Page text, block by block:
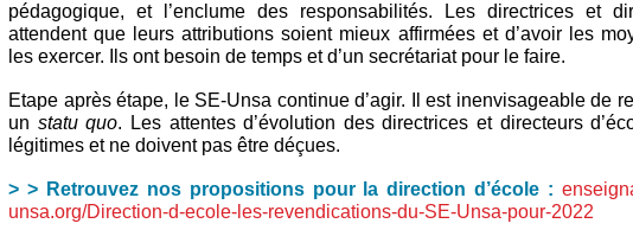
pédagogique, et l’enclume des responsabilités. Les directrices et
attendent que leurs attributions soient mieux affirmées et d’avoir les
les exercer. Ils ont besoin de temps et d’un secrétariat pour le faire.
Etape après étape, le SE-Unsa continue d’agir. Il est inenvisageable de
un statu quo. Les attentes d’évolution des directrices et directeurs
légitimes et ne doivent pas être déçues.
> > Retrouvez nos propositions pour la direction d’école :
unsa.org/Direction-d-ecole-les-revendications-du-SE-Unsa-pour-2022